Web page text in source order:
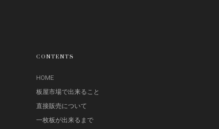
CONTENTS
HOME
板屋市場で出来ること
直接販売について
一枚板が出来るまで